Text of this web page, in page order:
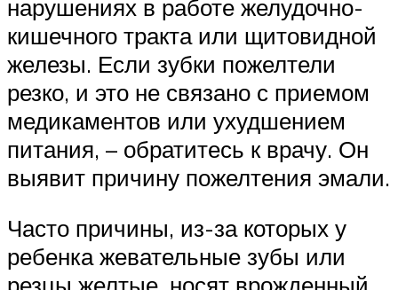
нарушениях в работе желудочно-
кишечного тракта или щитовидной
железы. Если зубки пожелтели
резко, и это не связано с приемом
медикаментов или ухудшением
питания, – обратитесь к врачу. Он
выявит причину пожелтения эмали.
Часто причины, из-за которых у
ребенка жевательные зубы или